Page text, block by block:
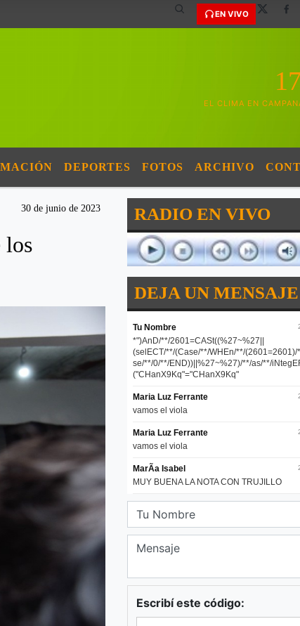
EN VIVO
EL CLIMA EN
DEPORTES FOTOS ARCHIVO
30 de junio de 2023
los
RADIO EN VIVO
DEJA UN MENSAJE
Escribí este código: